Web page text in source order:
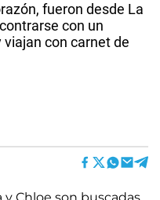
fueron desde La
con un
con carnet de